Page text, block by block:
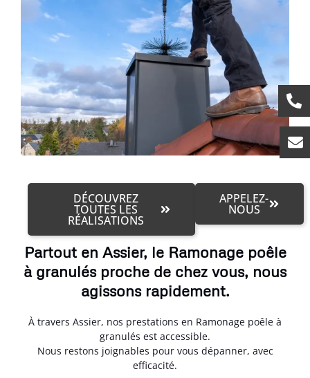
DÉCOUVREZ
TOUTES LES
RÉALISATIONS
APPELEZ-
NOUS
Partout en Assier, le Ramonage poêle
à granulés proche de chez vous, nous
agissons rapidement.
À travers Assier, nos prestations en Ramonage poêle à
granulés est accessible.
Nous restons joignables pour vous dépanner, avec
efficacité.